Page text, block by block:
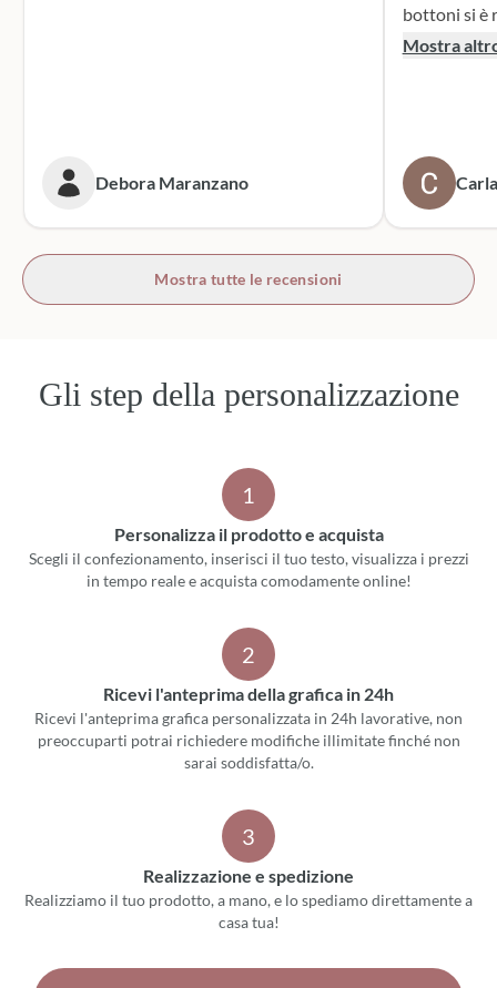
Debora Maranzano
bottoni si è
supporto
prossime
bottoni!
Mostra
Mostra tutte le recensioni
Gli step della personalizzazione
1
Personalizza il prodotto e acquista
Scegli il confezionamento, inserisci il tuo testo, visualizza i prezzi
in tempo reale e acquista comodamente online!
2
Ricevi l'anteprima della grafica in 24h
Ricevi l'anteprima grafica personalizzata in 24h lavorative, non
preoccuparti potrai richiedere modifiche illimitate finché non
sarai soddisfatta/o.
3
Realizzazione e spedizione
Realizziamo il tuo prodotto, a mano, e lo spediamo direttamente a
casa tua!